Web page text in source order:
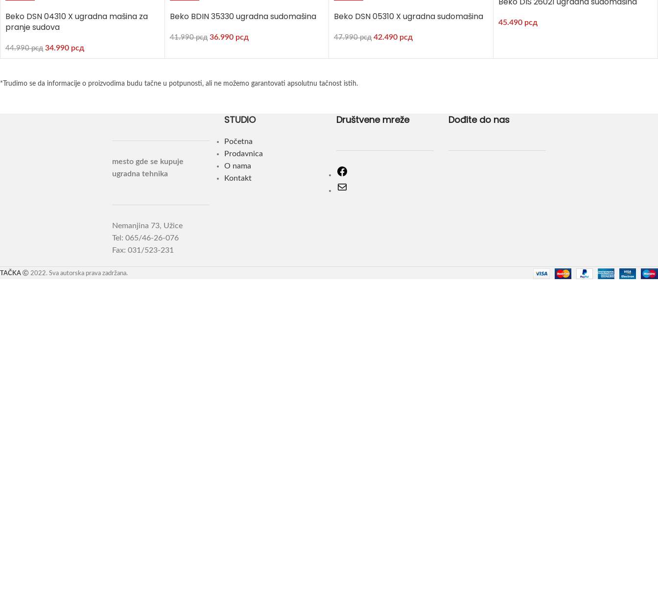
Beko DSN 04310 X ugradna mašina za
pranje sudova
44.990рсд 34.990 рсд
Beko BDIN 35330 ugradna sudomašina
41.990рсд 36.990 рсд
Beko DSN 05310 X ugradna sudomašina
47.990рсд 42.490 рсд
45.490 рсд
*Trudimo se da informacije o proizvodima budu tačne u potpunosti, ali ne možemo garantovati apsolutnu tačnost istih.
mesto gde se kupuje
ugradna tehnika
Nemanjina 73, Užice
Tel: 065/46-26-076
Fax: 031/523-231
STUDIO
Početna
Prodavnica
O nama
Kontakt
Društvene mreže Dođite do nas
TAČKA 2022. Sva autorska prava zadržana.